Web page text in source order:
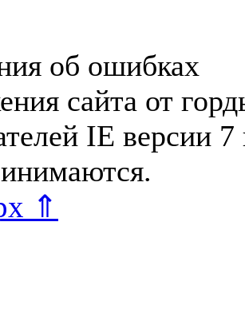
об ошибках
сайта от
IE версии
⇑